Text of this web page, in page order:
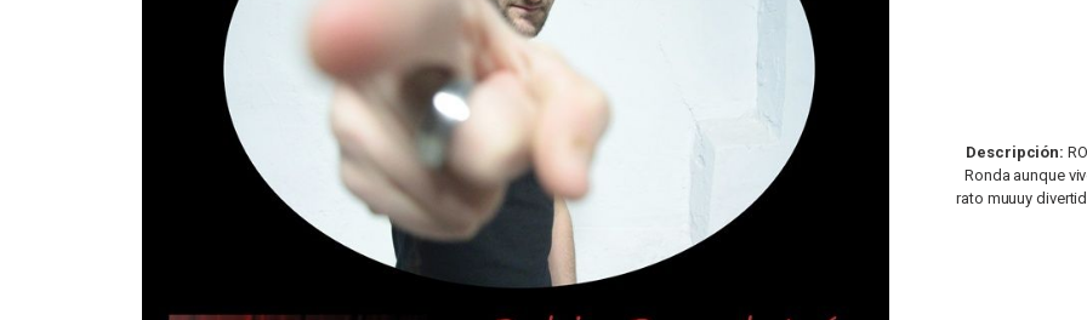
Descripción:
Ronda aunque
rato muuuy